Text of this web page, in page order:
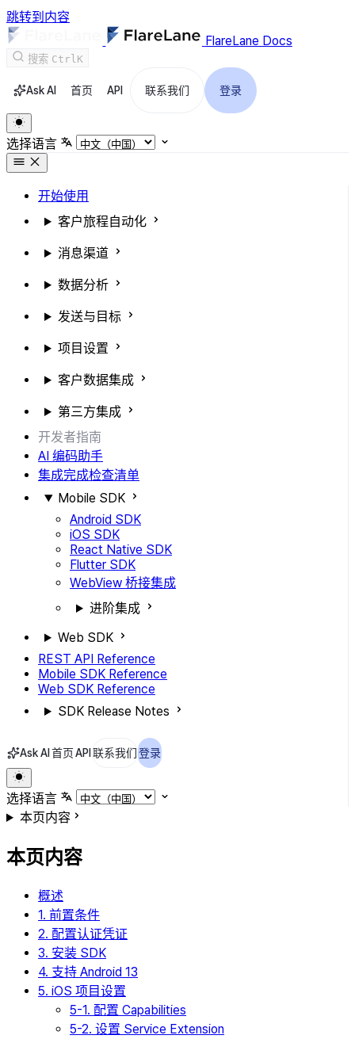
跳转到内容
FlareLane Docs
搜索 CtrlK
Ask AI 首页 API 联系我们 登录
选择语言
开始使用
客户旅程自动化
消息渠道
数据分析
发送与目标
项目设置
客户数据集成
第三方集成
开发者指南
AI 编码助手
集成完成检查清单
Mobile SDK
Android SDK
iOS SDK
React Native SDK
Flutter SDK
WebView 桥接集成
进阶集成
Web SDK
REST API Reference
Mobile SDK Reference
Web SDK Reference
SDK Release Notes
Ask AI 首页API 联系我们 登录
选择语言
本页内容
本页内容
概述
1. 前置条件
2. 配置认证凭证
3. 安装 SDK
4. 支持 Android 13
5. iOS 项目设置
5-1. 配置 Capabilities
5-2. 设置 Service Extension